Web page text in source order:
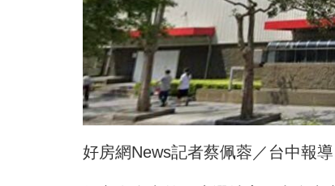
好房網News記者蔡佩蓉／台中報導